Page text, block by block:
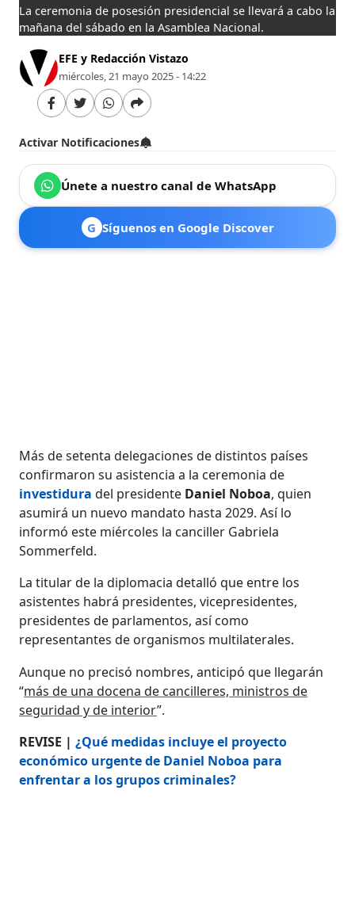
La ceremonia de posesión presidencial se llevará a cabo la
mañana del sábado en la Asamblea Nacional.
EFE y Redacción Vistazo
miércoles, 21 mayo 2025 - 14:22
Activar Notificaciones
Únete a nuestro canal de WhatsApp
G Síguenos en Google Discover
Más de setenta delegaciones de distintos países
confirmaron su asistencia a la ceremonia de
investidura del presidente Daniel Noboa, quien
asumirá un nuevo mandato hasta 2029. Así lo
informó este miércoles la canciller Gabriela
Sommerfeld.
La titular de la diplomacia detalló que entre los
asistentes habrá presidentes, vicepresidentes,
presidentes de parlamentos, así como
representantes de organismos multilaterales.
Aunque no precisó nombres, anticipó que llegarán
“más de una docena de cancilleres, ministros de
seguridad y de interior”.
REVISE |¿Qué medidas incluye el proyecto
económico urgente de Daniel Noboa para
enfrentar a los grupos criminales?